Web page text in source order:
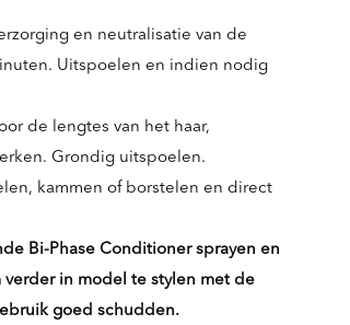
en neutralisatie van de
Uitspoelen en indien nodig
de lengtes van het haar,
Grondig uitspoelen.
kammen of borstelen en direct
Bi-Phase Conditioner sprayen en
verder in model te stylen met de
goed schudden.